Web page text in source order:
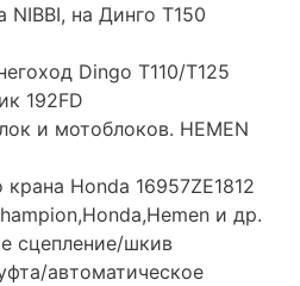
на Динго Т150
Dingo T110/T125
192FD
и мотоблоков. HEMEN
Honda 16957ZE1812
и др.
сцепление/шкив
автоматическое